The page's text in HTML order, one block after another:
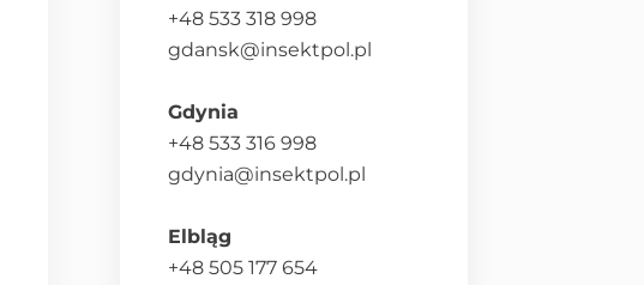
+48 533 318 998
gdansk@insektpol.pl
Gdynia
+48 533 316 998
gdynia@insektpol.pl
Elbląg
+48 505 177 654